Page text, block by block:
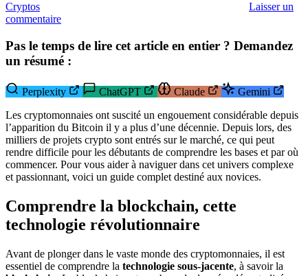
Cryptos
Laisser un
commentaire
Pas le temps de lire cet article en entier ? Demandez
un résumé :
Perplexity ChatGPT Claude
Gemini
Les cryptomonnaies ont suscité un engouement considérable depuis
l’apparition du Bitcoin il y a plus d’une décennie. Depuis lors, des
milliers de projets crypto sont entrés sur le marché, ce qui peut
rendre difficile pour les débutants de comprendre les bases et par où
commencer. Pour vous aider à naviguer dans cet univers complexe
et passionnant, voici un guide complet destiné aux novices.
Comprendre la blockchain, cette
technologie révolutionnaire
Avant de plonger dans le vaste monde des cryptomonnaies, il est
essentiel de comprendre la technologie sous-jacente, à savoir la